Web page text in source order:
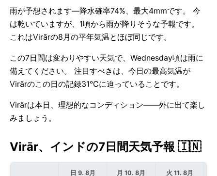
雨が予想されます—降水確率74%、最大4mmです。 今
は乾いていますが、1頃から雨が降りそうな予報です。
これはVirārの8月の平年気温とほぼ同じです。
この7日間は変わりやすい天気で、Wednesday頃は雨に
備えてください。 注目すべきは、今日の最高気温が
Virārのこの日の記録31°Cに迫っていることです。
Virārは本日、理想的なコンディション——外に出て楽し
みましょう。
Virār、インドの7日間天気予報 🇮🇳
日 9. 8月 月 10. 8月 火 11. 8月